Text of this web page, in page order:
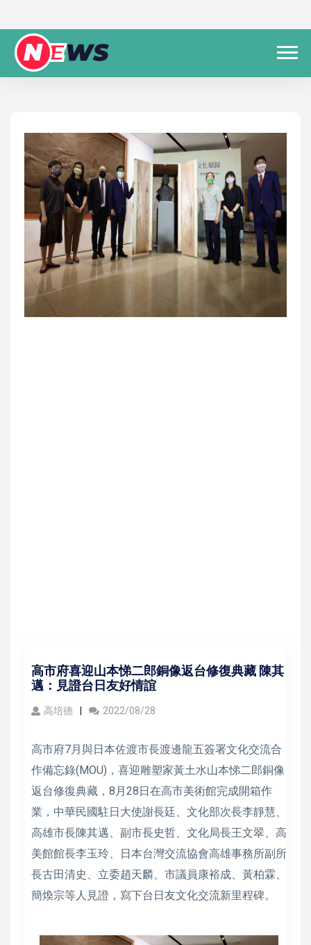
高市府喜迎山本悌二郎銅像返台修復典藏 陳其
邁：見證台日友好情誼
高培德 2022/08/28
高市府7月與日本佐渡市長渡邊龍五簽署文化交流合
作備忘錄(MOU)，喜迎雕塑家黃土水山本悌二郎銅像
返台修復典藏，8月28日在高市美術館完成開箱作
業，中華民國駐日大使謝長廷、文化部次長李靜慧、
高雄市長陳其邁、副市長史哲、文化局長王文翠、高
美館館長李玉玲、日本台灣交流協會高雄事務所副所
長古田清史、立委趙天麟、市議員康裕成、黃柏霖、
簡煥宗等人見證，寫下台日友文化交流新里程碑。